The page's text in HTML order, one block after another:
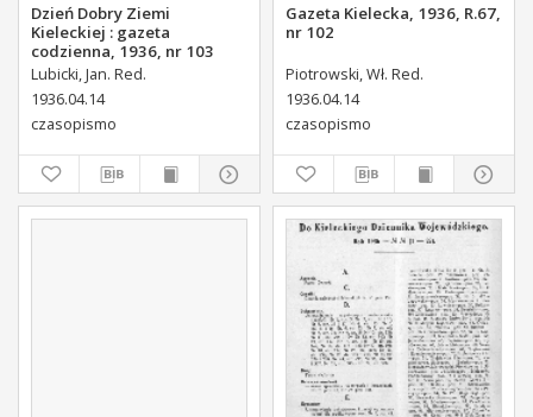
Dzień Dobry Ziemi
Kieleckiej : gazeta
codzienna, 1936, nr 103
Lubicki, Jan. Red.
1936.04.14
czasopismo
Gazeta Kielecka, 1936, R.67,
nr 102
Piotrowski, Wł. Red.
1936.04.14
czasopismo